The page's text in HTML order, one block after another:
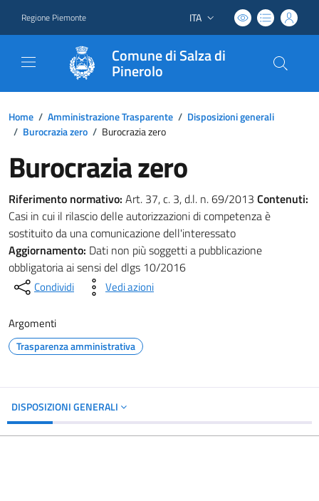
Regione Piemonte Lingua attiva:
ITA
Comune di Salza di
Pinerolo
Home / Amministrazione Trasparente / Disposizioni generali
/ Burocrazia zero / Burocrazia zero
Burocrazia zero
Riferimento normativo: Art. 37, c. 3, d.l. n. 69/2013 Contenuti:
Casi in cui il rilascio delle autorizzazioni di competenza è
sostituito da una comunicazione dell'interessato
Aggiornamento: Dati non più soggetti a pubblicazione
obbligatoria ai sensi del dlgs 10/2016
Condividi Vedi azioni
Argomenti
Trasparenza amministrativa
DISPOSIZIONI GENERALI